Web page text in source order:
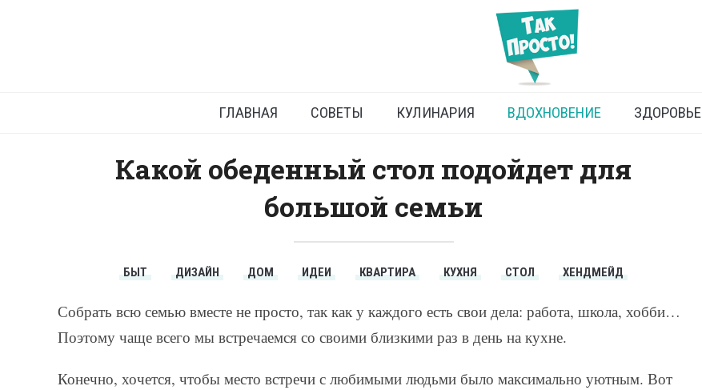
Идея для кухни
ГЛАВНАЯ СОВЕТЫ КУЛИНАРИЯ ВДОХНОВЕНИЕ ЗДОРОВЬЕ
Какой обеденный стол подойдет для
большой семьи
БЫТ ДИЗАЙН ДОМ ИДЕИ КВАРТИРА КУХНЯ СТОЛ ХЕНДМЕЙД
Собрать всю семью вместе не просто, так как у каждого есть свои дела: работа, школа, хобби…
Поэтому чаще всего мы встречаемся со своими близкими раз в день на кухне.
Конечно, хочется, чтобы место встречи с любимыми людьми было максимально уютным. Вот